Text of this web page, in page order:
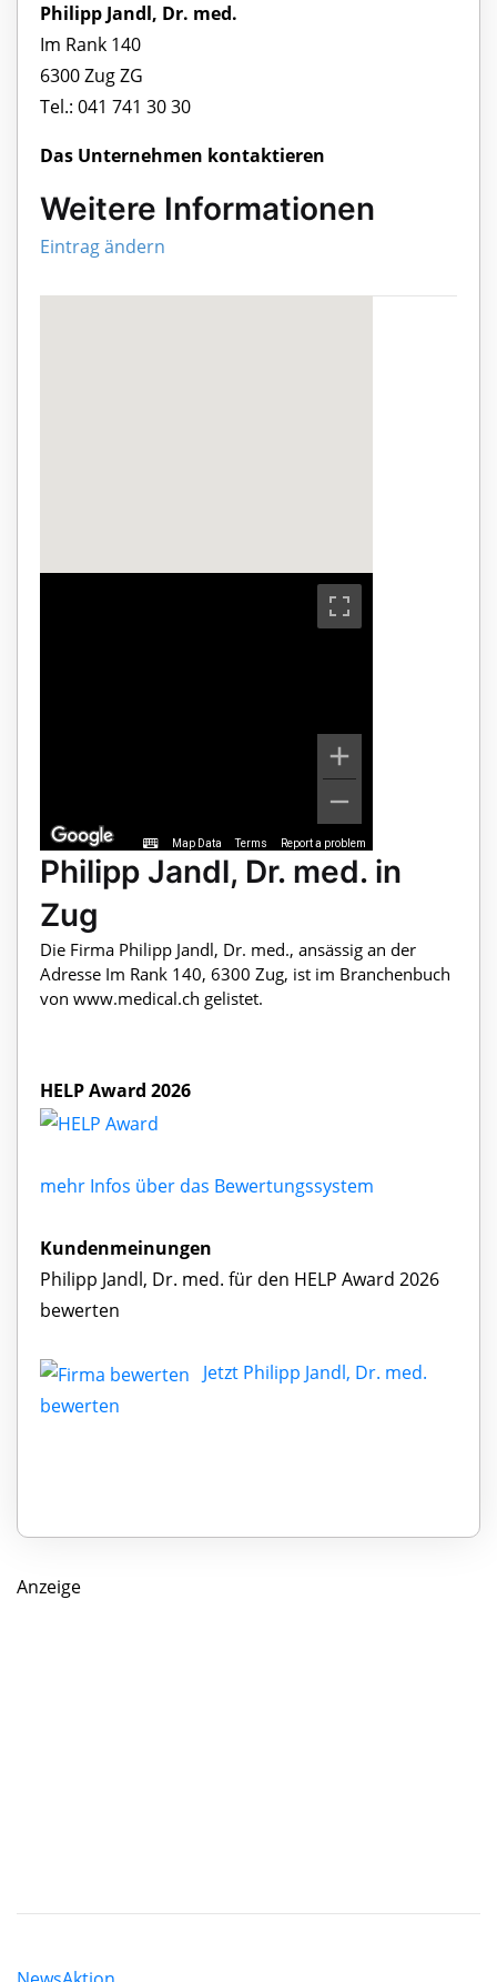
Philipp Jandl, Dr. med.
Im Rank 140
6300 Zug ZG
Tel.: 041 741 30 30
Das Unternehmen kontaktieren
Weitere Informationen
Eintrag ändern
Map Data Terms Report a problem
Philipp Jandl, Dr. med. in
Zug
Die Firma Philipp Jandl, Dr. med., ansässig an der
Adresse Im Rank 140, 6300 Zug, ist im Branchenbuch
von www.medical.ch gelistet.
HELP Award 2026
mehr Infos über das Bewertungssystem
Kundenmeinungen
Philipp Jandl, Dr. med. für den HELP Award 2026
bewerten
Jetzt Philipp Jandl, Dr. med.
bewerten
Anzeige